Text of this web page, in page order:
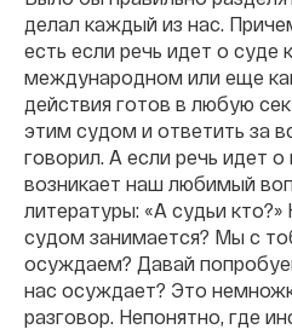
делал каждый из нас.
есть если речь идет о суде
международном или еще
действия готов в любую
этим судом и ответить за
говорил. А если речь идет
возникает наш любимый
литературы: «А судьи
судом занимается? Мы с
осуждаем? Давай
нас осуждает? Это
разговор. Непонятно, где